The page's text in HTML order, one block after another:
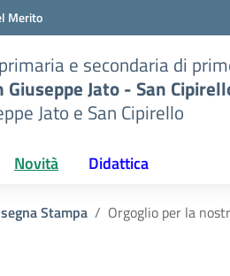
Merito
e secondaria di
Giuseppe Jato - San
Jato e San Cipirello
Novità Didattica
Stampa Orgoglio per la